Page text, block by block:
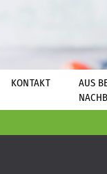
KONTAKT
AUS